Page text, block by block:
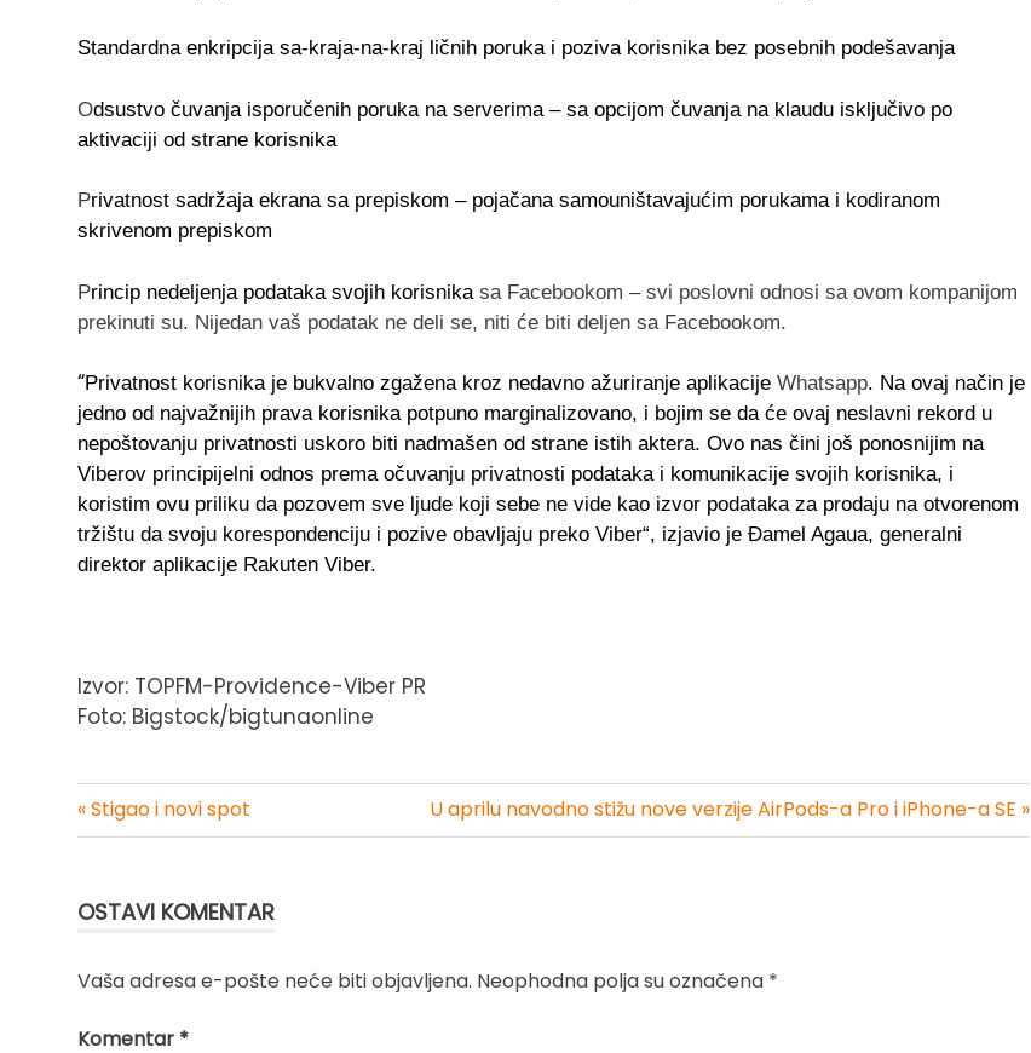
Standardna enkripcija sa-kraja-na-kraj ličnih poruka i poziva korisnika bez posebnih podešavanja
Odsustvo čuvanja isporučenih poruka na serverima – sa opcijom čuvanja na klaudu isključivo po
aktivaciji od strane korisnika
Privatnost sadržaja ekrana sa prepiskom – pojačana samouništavajućim porukama i kodiranom
skrivenom prepiskom
Princip nedeljenja podataka svojih korisnika sa Facebookom – svi poslovni odnosi sa ovom kompanijom
prekinuti su. Nijedan vaš podatak ne deli se, niti će biti deljen sa Facebookom.
“Privatnost korisnika je bukvalno zgažena kroz nedavno ažuriranje aplikacije Whatsapp. Na ovaj način je
jedno od najvažnijih prava korisnika potpuno marginalizovano, i bojim se da će ovaj neslavni rekord u
nepoštovanju privatnosti uskoro biti nadmašen od strane istih aktera. Ovo nas čini još ponosnijim na
Viberov principijelni odnos prema očuvanju privatnosti podataka i komunikacije svojih korisnika, i
koristim ovu priliku da pozovem sve ljude koji sebe ne vide kao izvor podataka za prodaju na otvorenom
tržištu da svoju korespondenciju i pozive obavljaju preko Viber“, izjavio je Đamel Agaua, generalni
direktor aplikacije Rakuten Viber.
Izvor: TOPFM-Providence-Viber PR
Foto: Bigstock/bigtunaonline
Kretanje
« Stigao i novi spot U aprilu navodno stižu nove verzije AirPods-a Pro i iPhone-a SE »
OSTAVI KOMENTAR
Vaša adresa e-pošte neće biti objavljena. Neophodna polja su označena *
Komentar *